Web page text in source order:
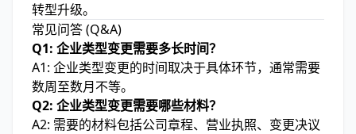
转型升级。
常见问答 (Q&A)
Q1: 企业类型变更需要多长时间？
A1: 企业类型变更的时间取决于具体环节，通常需要
数周至数月不等。
Q2: 企业类型变更需要哪些材料？
A2: 需要的材料包括公司章程、营业执照、变更决议